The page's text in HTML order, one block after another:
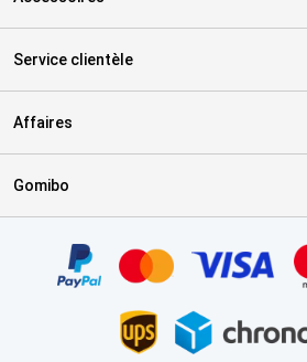
Service clientèle
Affaires
Gomibo